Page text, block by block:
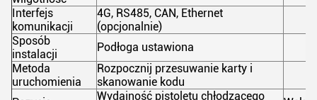
Interfejs
komunikacji
4G, RS485, CAN, Ethernet
(opcjonalnie)
Sposób
instalacji
Podłoga ustawiona
Metoda
uruchomienia
Rozpocznij przesuwanie karty i
skanowanie kodu
Wydajność pistoletu chłodzącego